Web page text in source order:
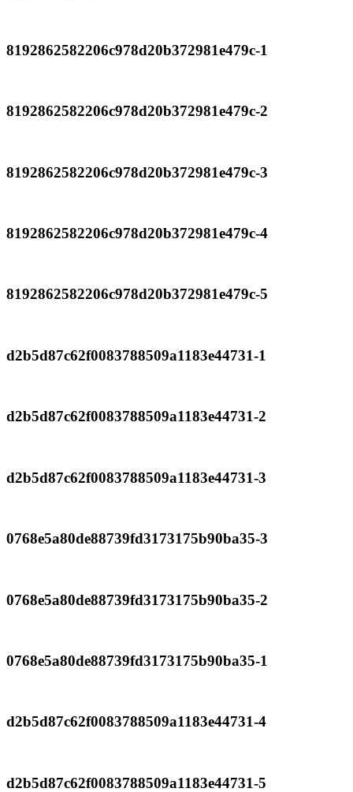
8192862582206c978d20b372981e479c-1
8192862582206c978d20b372981e479c-2
8192862582206c978d20b372981e479c-3
8192862582206c978d20b372981e479c-4
8192862582206c978d20b372981e479c-5
d2b5d87c62f0083788509a1183e44731-1
d2b5d87c62f0083788509a1183e44731-2
d2b5d87c62f0083788509a1183e44731-3
0768e5a80de88739fd3173175b90ba35-3
0768e5a80de88739fd3173175b90ba35-2
0768e5a80de88739fd3173175b90ba35-1
d2b5d87c62f0083788509a1183e44731-4
d2b5d87c62f0083788509a1183e44731-5